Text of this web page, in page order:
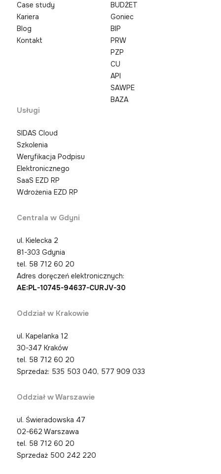
Case study
Kariera
Blog
Kontakt
BUDŻET
Goniec
BIP
PRW
PZP
CU
API
SAWPE
BAZA
Usługi
SIDAS Cloud
Szkolenia
Weryfikacja Podpisu
Elektronicznego
SaaS EZD RP
Wdrożenia EZD RP
Centrala w Gdyni
ul. Kielecka 2
81-303 Gdynia
tel. 58 712 60 20
Adres doręczeń elektronicznych:
AE:PL-10745-94637-CURJV-30
Oddział w Krakowie
ul. Kapelanka 12
30-347 Kraków
tel. 58 712 60 20
Sprzedaż: 535 503 040, 577 909 033
Oddział w Warszawie
ul. Świeradowska 47
02-662 Warszawa
tel. 58 712 60 20
Sprzedaż 500 242 220